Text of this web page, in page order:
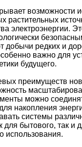
возможности
растительных
электроэнергии.
добычи редких и
важно для
будущего.
преимуществ
можно
накопления
системы
для бытового, так и
использования.